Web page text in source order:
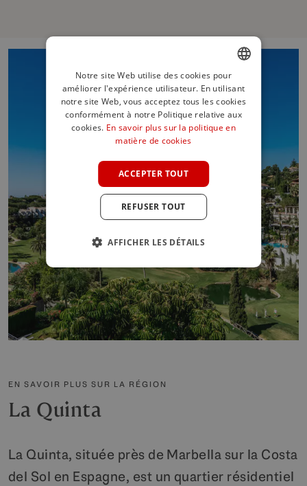
EN SAVOIR PLUS SUR LA RÉGION
La Quinta
La Quinta, située près de Marbella sur la Costa
del Sol en Espagne, est un quartier résidentiel
ENGLISH
SPANISH
FRENCH
POLISH
Notre site Web utilise des cookies pour
améliorer l'expérience utilisateur. En utilisant
notre site Web, vous acceptez tous les cookies
conformément à notre Politique relative aux
cookies. En savoir plus sur la politique en
matière de cookies
ACCEPTER TOUT
REFUSER TOUT
AFFICHER LES DÉTAILS